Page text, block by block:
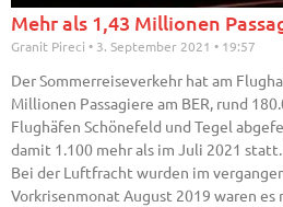
Mehr als 1,43 Millionen
Granit Pireci 3. September 2021 19:57
Der Sommerreiseverkehr hat am
Millionen Passagiere am BER, rund
Flughäfen Schönefeld und Tegel
damit 1.100 mehr als im Juli 2021
Bei der Luftfracht wurden im
Vorkrisenmonat August 2019 waren